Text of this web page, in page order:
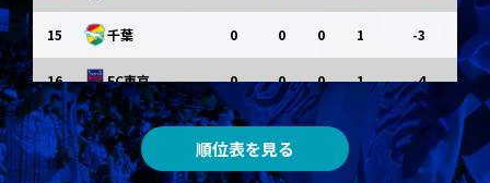
15 千葉 0 0 0 1 -3
16 FC東京 0 0 0 1 -4
東京Ｖ 0 0 0 0
川崎Ｆ 0 0 0 0 0
順位表を見る